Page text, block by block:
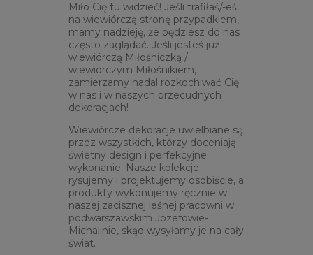
Miło Cię tu widzieć! Jeśli trafiłaś/-eś
na wiewiórczą stronę przypadkiem,
mamy nadzieję, że będziesz do nas
często zaglądać. Jeśli jesteś już
wiewiórczą Miłośniczką /
wiewiórczym Miłośnikiem,
zamierzamy nadal rozkochiwać Cię
w nas i w naszych przecudnych
dekoracjach!
Wiewiórcze dekoracje uwielbiane są
przez wszystkich, którzy doceniają
świetny design i perfekcyjne
wykonanie. Nasze kolekcje
rysujemy i projektujemy osobiście, a
produkty wykonujemy ręcznie w
naszej zacisznej leśnej pracowni w
podwarszawskim Józefowie-
Michalinie, skąd wysyłamy je na cały
świat.